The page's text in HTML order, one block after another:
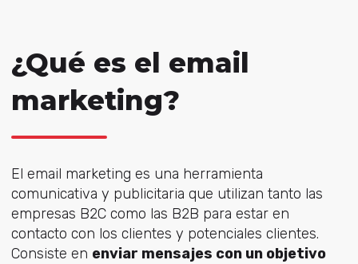
¿Qué es el email
marketing?
El email marketing es una herramienta
comunicativa y publicitaria que utilizan tanto las
empresas B2C como las B2B para estar en
contacto con los clientes y potenciales clientes.
Consiste en enviar mensajes con un objetivo